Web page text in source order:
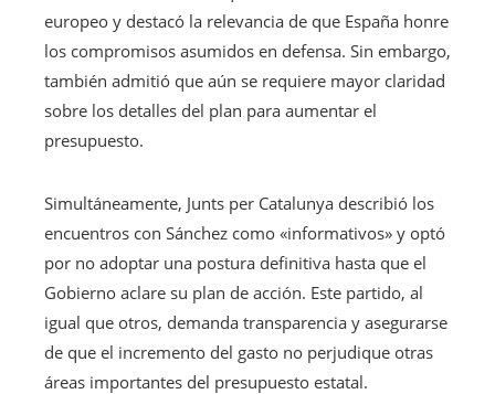
europeo y destacó la relevancia de que España honre
los compromisos asumidos en defensa. Sin embargo,
también admitió que aún se requiere mayor claridad
sobre los detalles del plan para aumentar el
presupuesto.
Simultáneamente, Junts per Catalunya describió los
encuentros con Sánchez como «informativos» y optó
por no adoptar una postura definitiva hasta que el
Gobierno aclare su plan de acción. Este partido, al
igual que otros, demanda transparencia y asegurarse
de que el incremento del gasto no perjudique otras
áreas importantes del presupuesto estatal.